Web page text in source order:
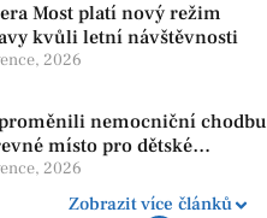
Most platí nový režim
kvůli letní návštěvnosti
2026
nemocniční chodbu
místo pro dětské
2026
Zobrazit více článků